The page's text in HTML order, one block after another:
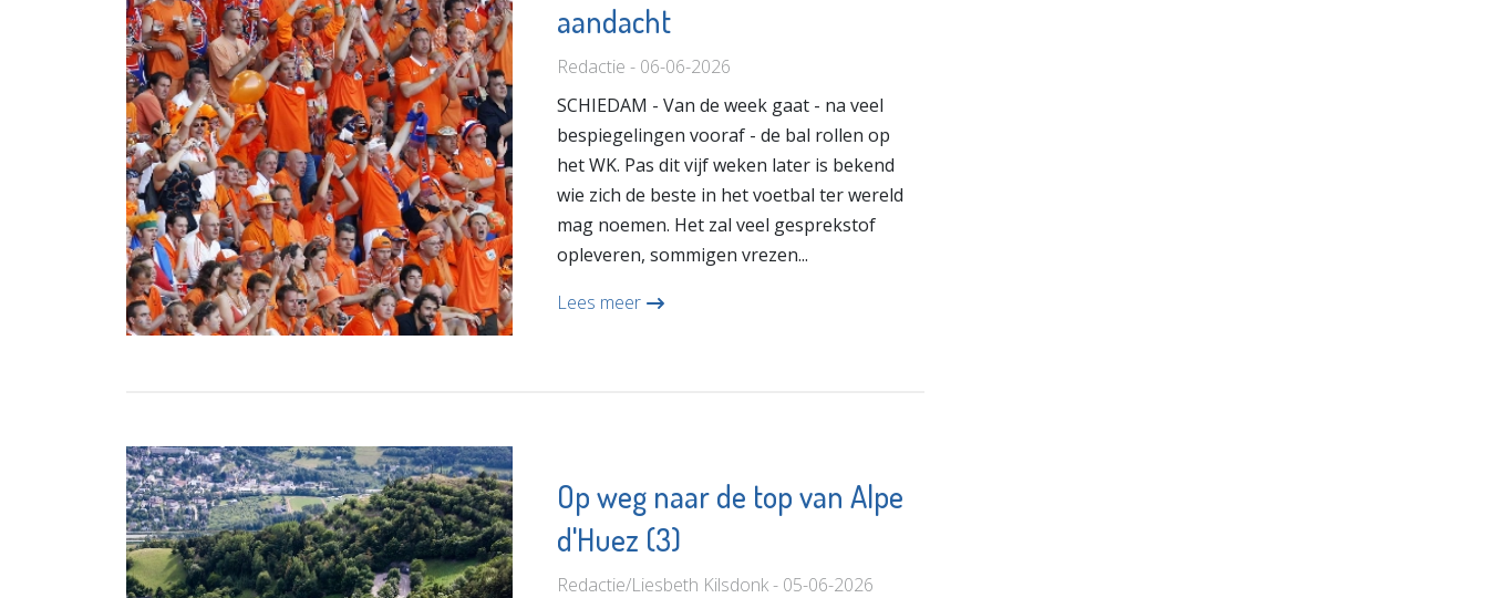
aandacht
Redactie - 06-06-2026
SCHIEDAM - Van de week gaat - na veel
bespiegelingen vooraf - de bal rollen op
het WK. Pas dit vijf weken later is bekend
wie zich de beste in het voetbal ter wereld
mag noemen. Het zal veel gesprekstof
opleveren, sommigen vrezen...
Lees meer
Op weg naar de top van Alpe
d'Huez (3)
Redactie/Liesbeth Kilsdonk - 05-06-2026